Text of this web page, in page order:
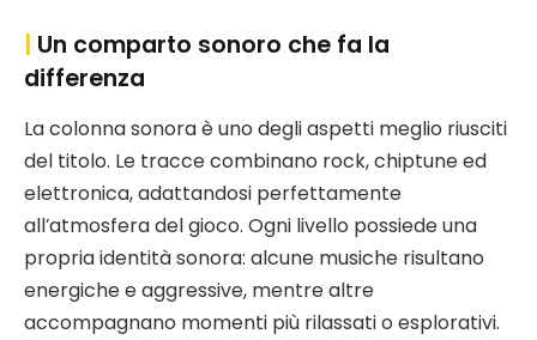
| Un comparto sonoro che fa la
differenza
La colonna sonora è uno degli aspetti meglio riusciti
del titolo. Le tracce combinano rock, chiptune ed
elettronica, adattandosi perfettamente
all’atmosfera del gioco. Ogni livello possiede una
propria identità sonora: alcune musiche risultano
energiche e aggressive, mentre altre
accompagnano momenti più rilassati o esplorativi.